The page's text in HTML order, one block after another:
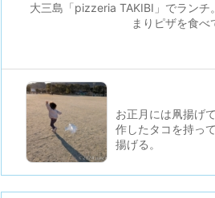
大三島「pizzeria TAKIBI」でランチ
まりピザを食べ
お正月には凧揚げ
作したタコを持っ
揚げる。